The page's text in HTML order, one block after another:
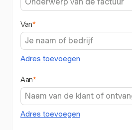
Van*
Adres toevoegen
Aan*
Adres toevoegen